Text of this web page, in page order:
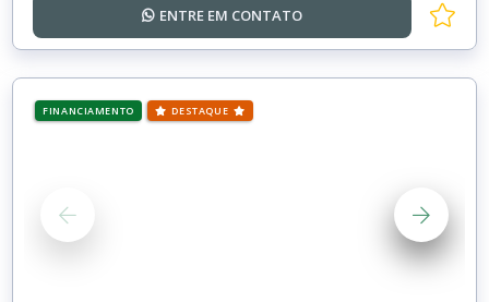
ENTRE EM CONTATO
FINANCIAMENTO DESTAQUE